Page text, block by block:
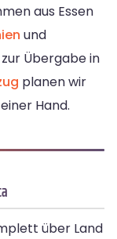
aus Essen
und
Übergabe in
planen wir
Hand.
über Land